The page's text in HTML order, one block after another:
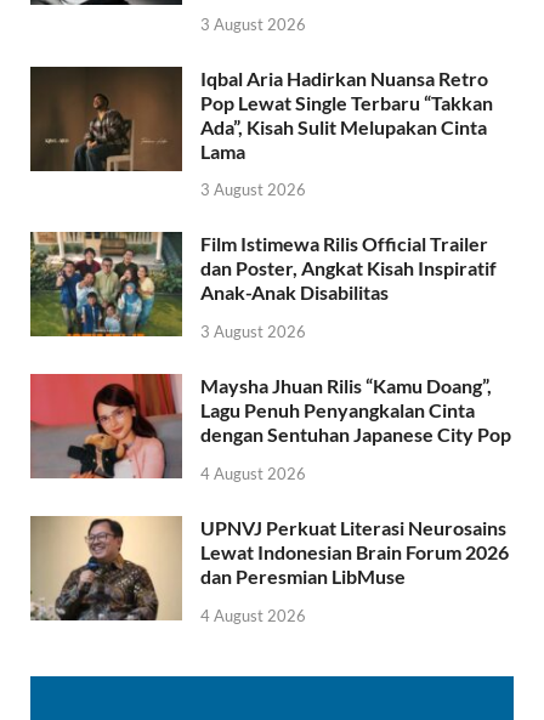
3 August 2026
Iqbal Aria Hadirkan Nuansa Retro
Pop Lewat Single Terbaru “Takkan
Ada”, Kisah Sulit Melupakan Cinta
Lama
3 August 2026
Film Istimewa Rilis Official Trailer
dan Poster, Angkat Kisah Inspiratif
Anak-Anak Disabilitas
3 August 2026
Maysha Jhuan Rilis “Kamu Doang”,
Lagu Penuh Penyangkalan Cinta
dengan Sentuhan Japanese City Pop
4 August 2026
UPNVJ Perkuat Literasi Neurosains
Lewat Indonesian Brain Forum 2026
dan Peresmian LibMuse
4 August 2026